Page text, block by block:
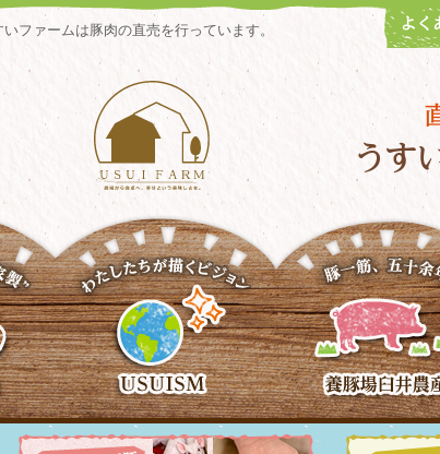
ファームは豚肉の直売を行っています。